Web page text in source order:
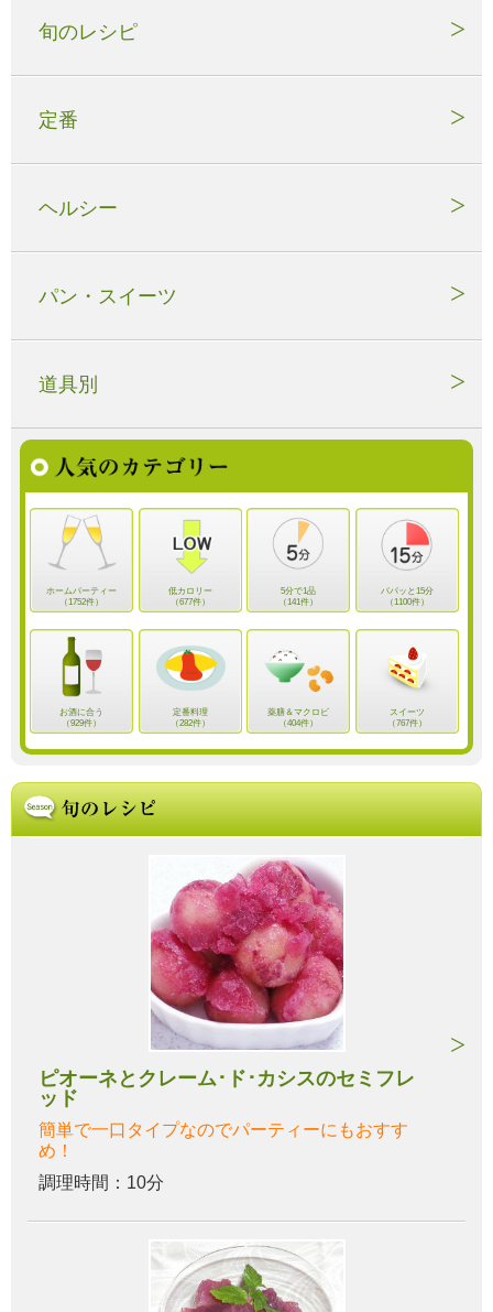
旬のレシピ
定番
ヘルシー
パン・スイーツ
道具別
ホームパーティー
（1752件）
低カロリー
（677件）
5分で1品
（141件）
パパッと15分
（1100件）
お酒に合う
（929件）
定番料理
（282件）
薬膳＆マクロビ
（404件）
スイーツ
（767件）
ピオーネとクレーム･ド･カシスのセミフレ
ッド
簡単で一口タイプなのでパーティーにもおすす
め！
調理時間：10分